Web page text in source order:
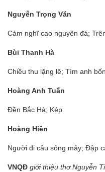
Nguyễn Trọng Văn
Cảm nghĩ cao nguyên đá;
Bùi Thanh Hà
Chiều thu lặng lẽ; Tìm anh
Hoàng Anh Tuấn
Đền Bắc Hà; Kép
Hoàng Hiền
Người đi câu sông mây; Đập
VNQĐ giới thiệu thơ Nguyễn